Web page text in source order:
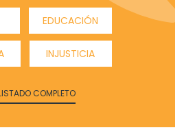
EDUCACIÓN
INJUSTICIA
COMPLETO